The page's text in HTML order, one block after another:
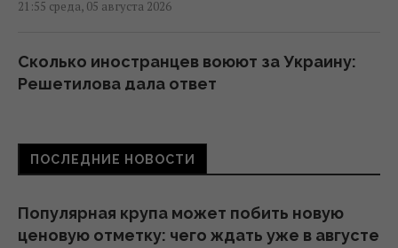
21:55 среда, 05 августа 2026
Сколько иностранцев воюют за Украину:
Решетилова дала ответ
Зеленский допустил, что партнеры
Украина была "уступчивой"
20:15 среда, 05 августа 2026
ПОСЛЕДНИЕ НОВОСТИ
Популярная крупа может побить новую
ценовую отметку: чего ждать уже в августе